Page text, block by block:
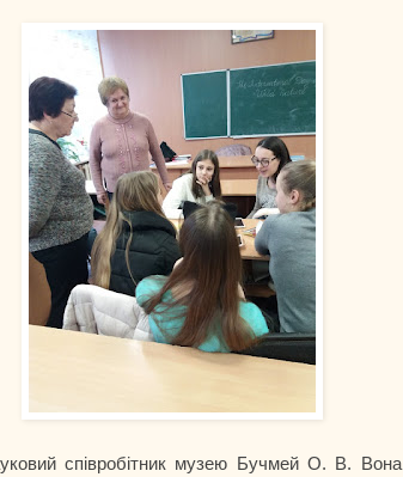
співробітник музею Бучмей О. В. Вона